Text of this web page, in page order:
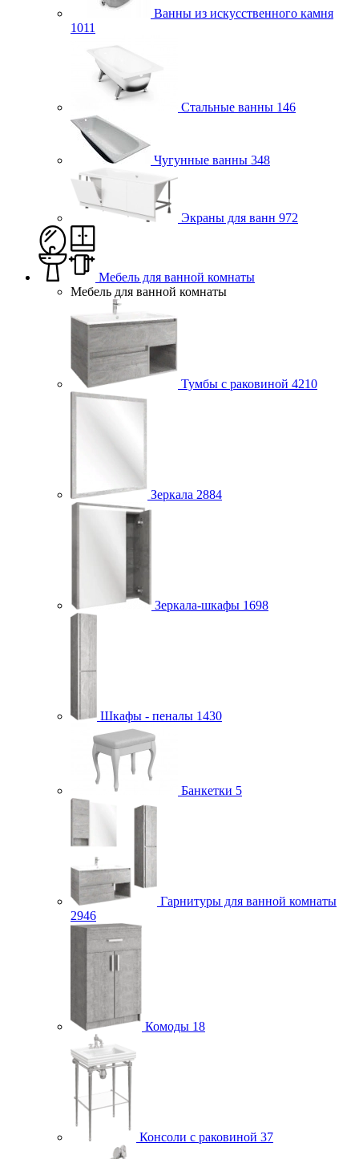
Ванны из искусственного камня
1011
Стальные ванны 146
Чугунные ванны 348
Экраны для ванн 972
Мебель для ванной комнаты
Мебель для ванной комнаты
Тумбы с раковиной 4210
Зеркала 2884
Зеркала-шкафы 1698
Шкафы - пеналы 1430
Банкетки 5
Гарнитуры для ванной комнаты
2946
Комоды 18
Консоли с раковиной 37